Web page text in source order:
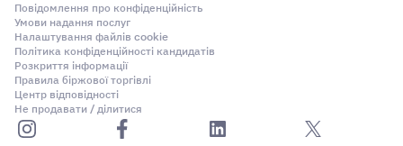
Повідомлення про конфіденційність
Умови надання послуг
Налаштування файлів cookie
Політика конфіденційності кандидатів
Розкриття інформації
Правила біржової торгівлі
Центр відповідності
Не продавати / ділитися